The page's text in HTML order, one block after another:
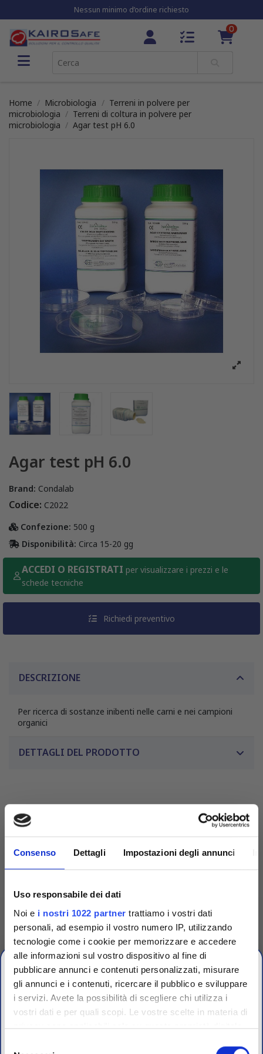
Consenso Dettagli Impostazioni degli annunci
Uso responsabile dei dati
Noi e i nostri 1022 partner trattiamo i vostri dati
personali, ad esempio il vostro numero IP, utilizzando
tecnologie come i cookie per memorizzare e accedere
alle informazioni sul vostro dispositivo al fine di
pubblicare annunci e contenuti personalizzati, misurare
gli annunci e i contenuti, ricercare il pubblico e sviluppare
i servizi. Avete la possibilità di scegliere chi utilizza i
vostri dati e per quali scopi. Le vostre scelte in materia di
privacy sono applicabili solo su questa proprietà digitale
Nessun minimo d’ordine richiesto
0
Home Microbiologia
Terreni in polvere per
microbiologia
Terreni di coltura in polvere per
microbiologia
Agar test pH 6.0
Agar test pH 6.0
Brand: Condalab
Codice: C2022
Confezione: 500 g
Disponibilità: Circa 15-20 gg
ACCEDI O REGISTRATI per visualizzare i prezzi e le
schede tecniche
Richiedi preventivo
DESCRIZIONE
Per ricerca di sostanze inibenti nelle carni e nei campioni
organici
DETTAGLI DEL PRODOTTO
Competenza
Fornitori specializzati per laboratori conto terzi e
controllo qualità industriale
CHIUSURA